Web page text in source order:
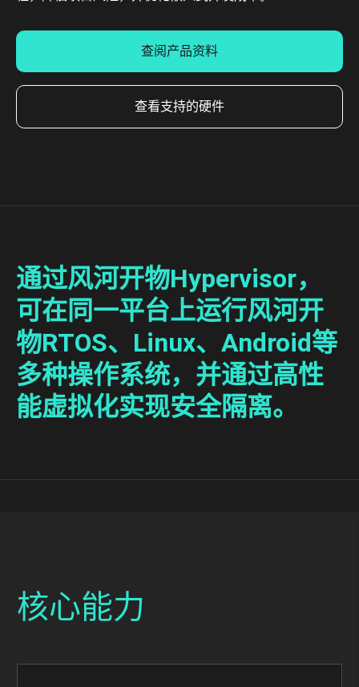
查阅产品资料
查看支持的硬件
通过风河开物Hypervisor，
可在同一平台上运行风河开
物RTOS、Linux、Android等
多种操作系统，并通过高性
能虚拟化实现安全隔离。
核心能力